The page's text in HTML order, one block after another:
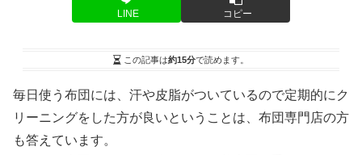
LINE コピー
この記事は約15分で読めます。
毎日使う布団には、汗や皮脂がついているので定期的にク
リーニングをした方が良いということは、布団専門店の方
も答えています。